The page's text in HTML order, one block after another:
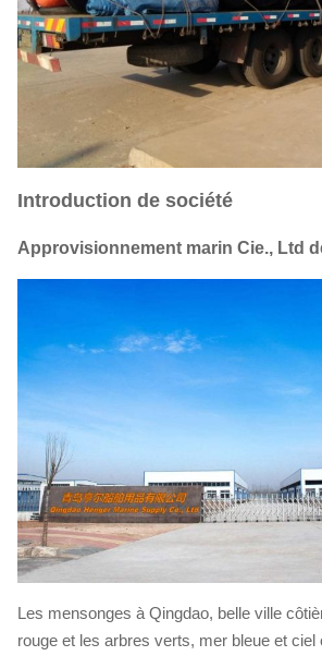
Introduction de société
Approvisionnement marin Cie., Ltd
Les mensonges à Qingdao, belle ville
rouge et les arbres verts, mer bleue et ciel